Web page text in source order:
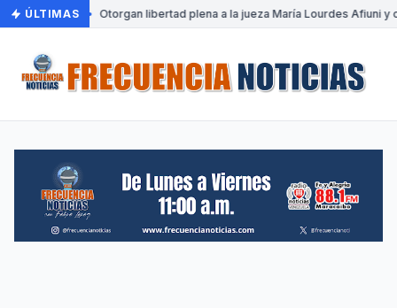
ÚLTIMAS Otorgan libertad plena a la jueza María Lourdes Afiuni